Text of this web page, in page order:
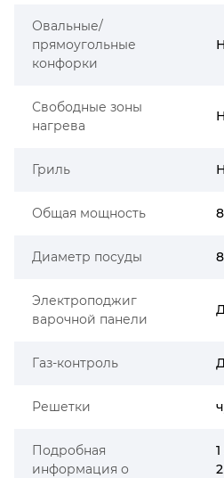
Овальные/
прямоугольные
конфорки
Свободные зоны
нагрева
Гриль
Общая мощность
Диаметр посуды
Электроподжиг
варочной панели
Газ-контроль
Решетки
Подробная
информация о